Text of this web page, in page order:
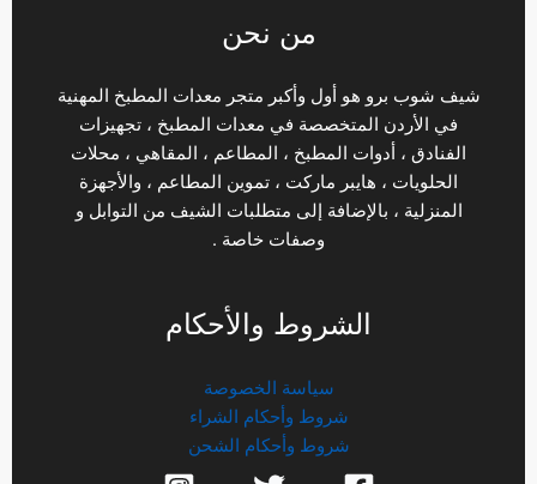
من نحن
شيف شوب برو هو أول وأكبر متجر معدات المطبخ المهنية
في الأردن المتخصصة في معدات المطبخ ، تجهيزات
الفنادق ، أدوات المطبخ ، المطاعم ، المقاهي ، محلات
الحلويات ، هايبر ماركت ، تموين المطاعم ، والأجهزة
المنزلية ، بالإضافة إلى متطلبات الشيف من التوابل و
وصفات خاصة .
الشروط والأحكام
سياسة الخصوصة
شروط وأحكام الشراء
شروط وأحكام الشحن